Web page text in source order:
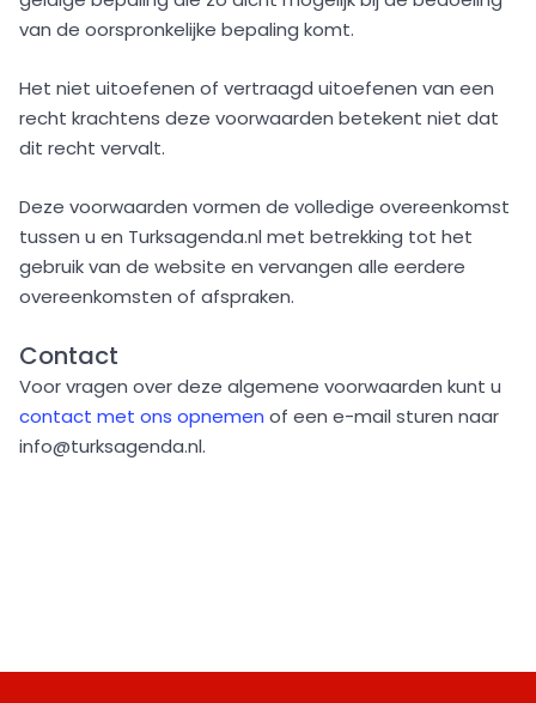
van de oorspronkelijke bepaling komt.
Het niet uitoefenen of vertraagd uitoefenen van een
recht krachtens deze voorwaarden betekent niet dat
dit recht vervalt.
Deze voorwaarden vormen de volledige overeenkomst
tussen u en Turksagenda.nl met betrekking tot het
gebruik van de website en vervangen alle eerdere
overeenkomsten of afspraken.
Contact
Voor vragen over deze algemene voorwaarden kunt u
contact met ons opnemen of een e-mail sturen naar
info@turksagenda.nl.